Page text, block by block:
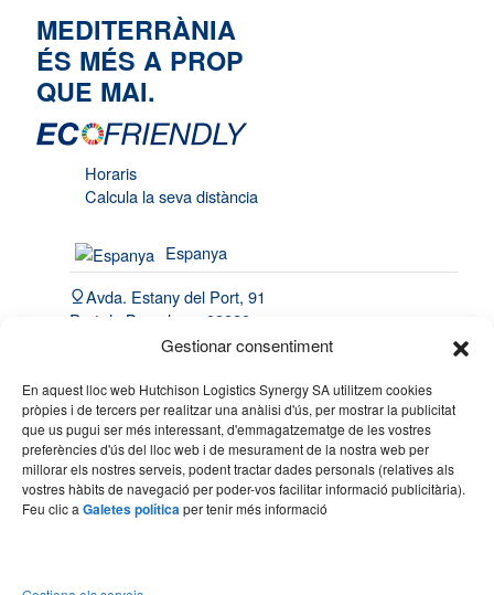
Gestionar consentiment
En aquest lloc web Hutchison Logistics Synergy SA utilitzem cookies
pròpies i de tercers per realitzar una anàlisi d'ús, per mostrar la publicitat
que us pugui ser més interessant, d'emmagatzematge de les vostres
preferències d'ús del lloc web i de mesurament de la nostra web per
millorar els nostres serveis, podent tractar dades personals (relatives als
vostres hàbits de navegació per poder-vos facilitar informació publicitària).
Feu clic a Galetes políticaper tenir més informació
MEDITERRÀNIA
ÉS MÉS A PROP
QUE MAI.
Horaris
Calcula la seva distància
Espanya
Avda. Estany del Port, 91
Port de Barcelona, 08820
El Prat de Llobregat
hello@synergy.com.es
França
(33) 7 84 51 70 60